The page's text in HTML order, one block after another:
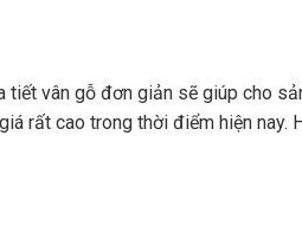
vân gỗ đơn giản sẽ giúp cho
rất cao trong thời điểm hiện